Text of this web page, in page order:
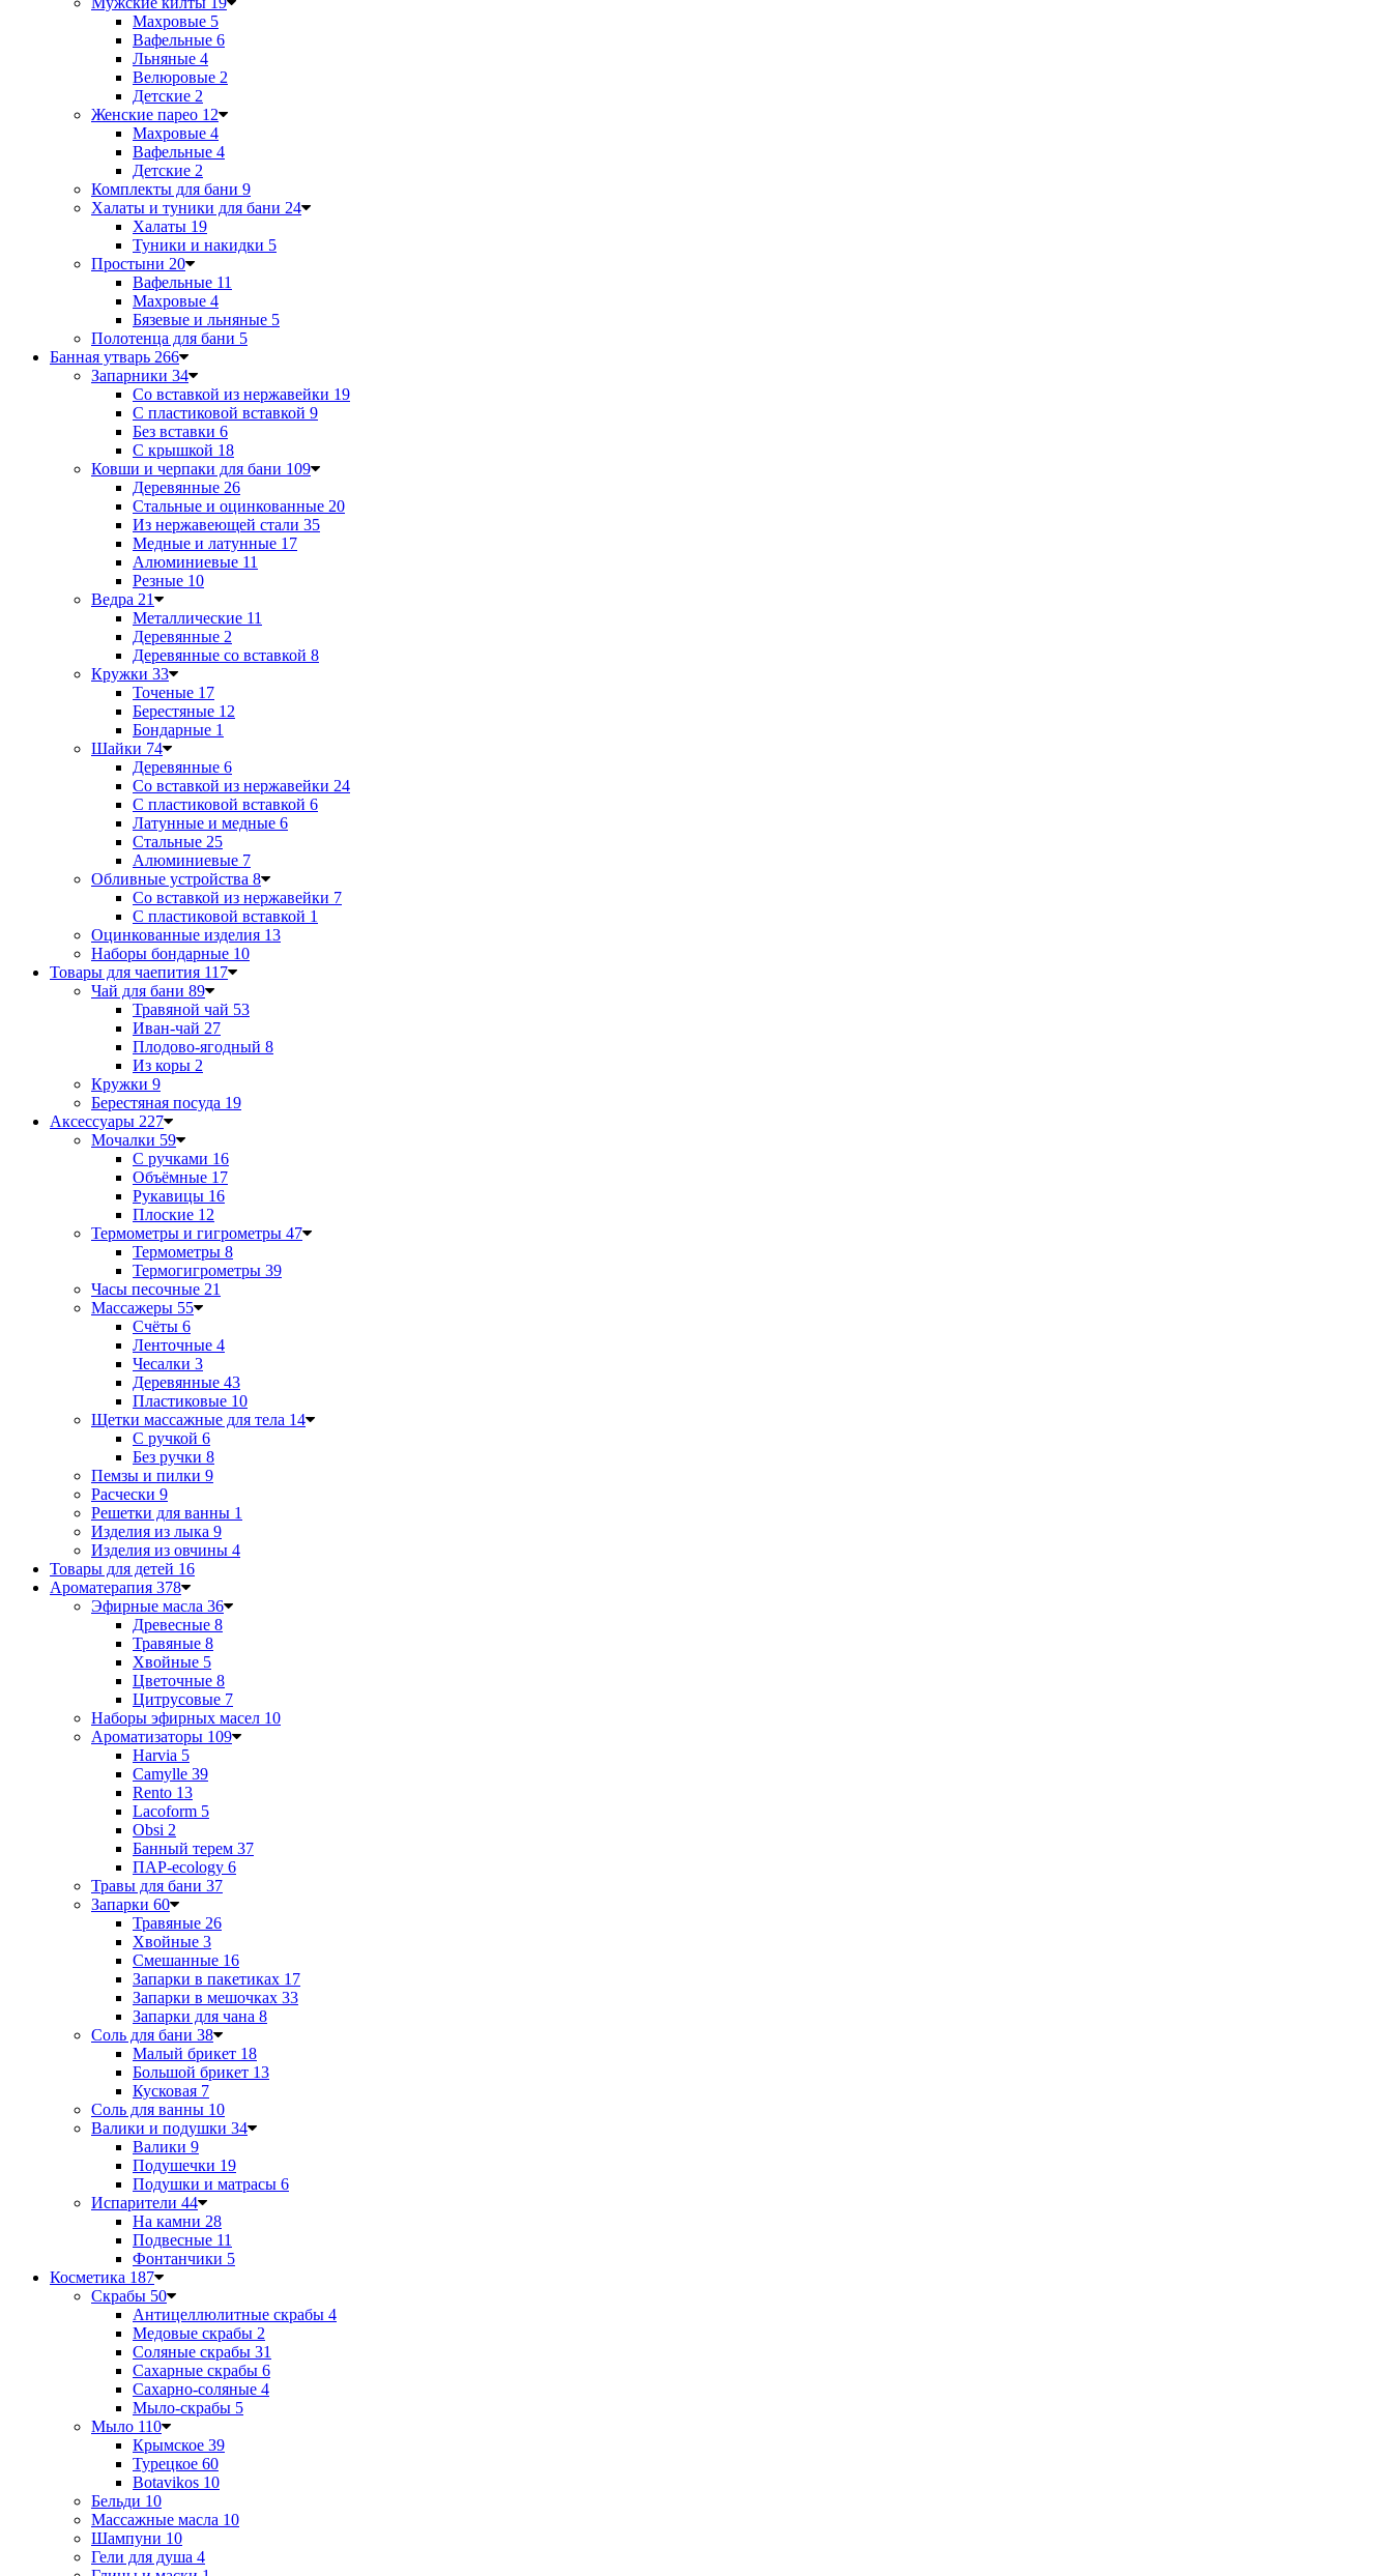
Махровые 5
Вафельные 6
Льняные 4
Велюровые 2
Детские 2
Женские парео 12
Махровые 4
Вафельные 4
Детские 2
Комплекты для бани 9
Халаты и туники для бани 24
Халаты 19
Туники и накидки 5
Простыни 20
Вафельные 11
Махровые 4
Бязевые и льняные 5
Полотенца для бани 5
Банная утварь 266
Запарники 34
Со вставкой из нержавейки 19
С пластиковой вставкой 9
Без вставки 6
С крышкой 18
Ковши и черпаки для бани 109
Деревянные 26
Стальные и оцинкованные 20
Из нержавеющей стали 35
Медные и латунные 17
Алюминиевые 11
Резные 10
Ведра 21
Металлические 11
Деревянные 2
Деревянные со вставкой 8
Кружки 33
Точеные 17
Берестяные 12
Бондарные 1
Шайки 74
Деревянные 6
Со вставкой из нержавейки 24
С пластиковой вставкой 6
Латунные и медные 6
Стальные 25
Алюминиевые 7
Обливные устройства 8
Со вставкой из нержавейки 7
С пластиковой вставкой 1
Оцинкованные изделия 13
Наборы бондарные 10
Товары для чаепития 117
Чай для бани 89
Травяной чай 53
Иван-чай 27
Плодово-ягодный 8
Из коры 2
Кружки 9
Берестяная посуда 19
Аксессуары 227
Мочалки 59
С ручками 16
Объёмные 17
Рукавицы 16
Плоские 12
Термометры и гигрометры 47
Термометры 8
Термогигрометры 39
Часы песочные 21
Массажеры 55
Счёты 6
Ленточные 4
Чесалки 3
Деревянные 43
Пластиковые 10
Щетки массажные для тела 14
С ручкой 6
Без ручки 8
Пемзы и пилки 9
Расчески 9
Решетки для ванны 1
Изделия из лыка 9
Изделия из овчины 4
Товары для детей 16
Ароматерапия 378
Эфирные масла 36
Древесные 8
Травяные 8
Хвойные 5
Цветочные 8
Цитрусовые 7
Наборы эфирных масел 10
Ароматизаторы 109
Harvia 5
Camylle 39
Rento 13
Lacoform 5
Obsi 2
Банный терем 37
ПАР-ecology 6
Травы для бани 37
Запарки 60
Травяные 26
Хвойные 3
Смешанные 16
Запарки в пакетиках 17
Запарки в мешочках 33
Запарки для чана 8
Соль для бани 38
Малый брикет 18
Большой брикет 13
Кусковая 7
Соль для ванны 10
Валики и подушки 34
Валики 9
Подушечки 19
Подушки и матрасы 6
Испарители 44
На камни 28
Подвесные 11
Фонтанчики 5
Косметика 187
Скрабы 50
Антицеллюлитные скрабы 4
Медовые скрабы 2
Соляные скрабы 31
Сахарные скрабы 6
Сахарно-соляные 4
Мыло-скрабы 5
Мыло 110
Крымское 39
Турецкое 60
Botavikos 10
Бельди 10
Массажные масла 10
Шампуни 10
Гели для душа 4